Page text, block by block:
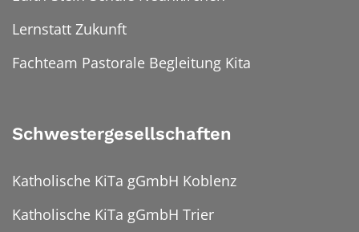
Lernstatt Zukunft
Fachteam Pastorale Begleitung Kita
Schwestergesellschaften
Katholische KiTa gGmbH Koblenz
Katholische KiTa gGmbH Trier